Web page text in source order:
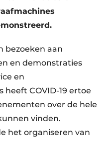
bezoeken aan
en demonstraties
en
heeft COVID-19 ertoe
over de hele
vinden.
het organiseren van